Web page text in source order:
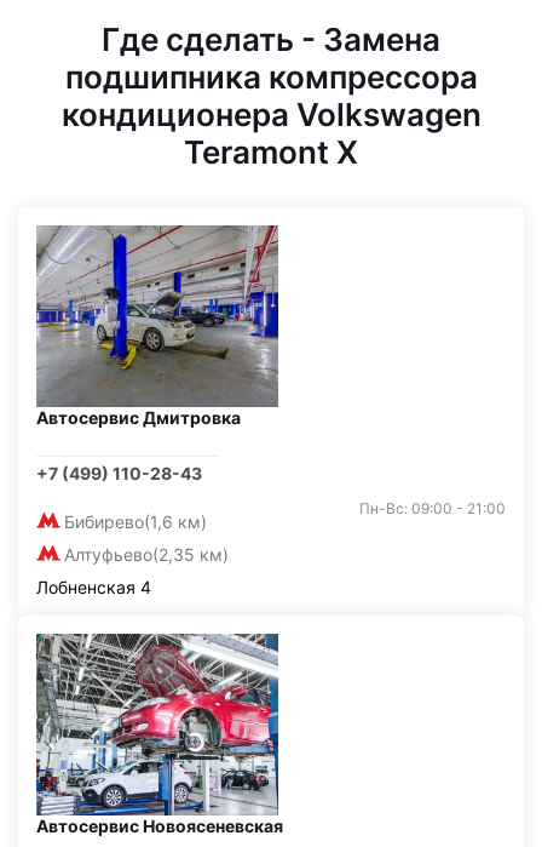
Где сделать - Замена
подшипника компрессора
кондиционера Volkswagen
Teramont X
Автосервис Дмитровка
+7 (499) 110-28-43
Бибирево(1,6 км)
Алтуфьево(2,35 км)
Пн-Вс: 09:00 - 21:00
Лобненская 4
Автосервис Новоясеневская